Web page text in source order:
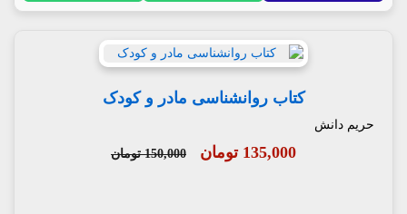
کتاب روانشناسی مادر و کودک
حریم دانش
135,000 تومان 150,000 تومان